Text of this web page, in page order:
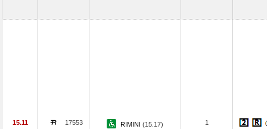
15.11 17553 RIMINI (15.17) 1